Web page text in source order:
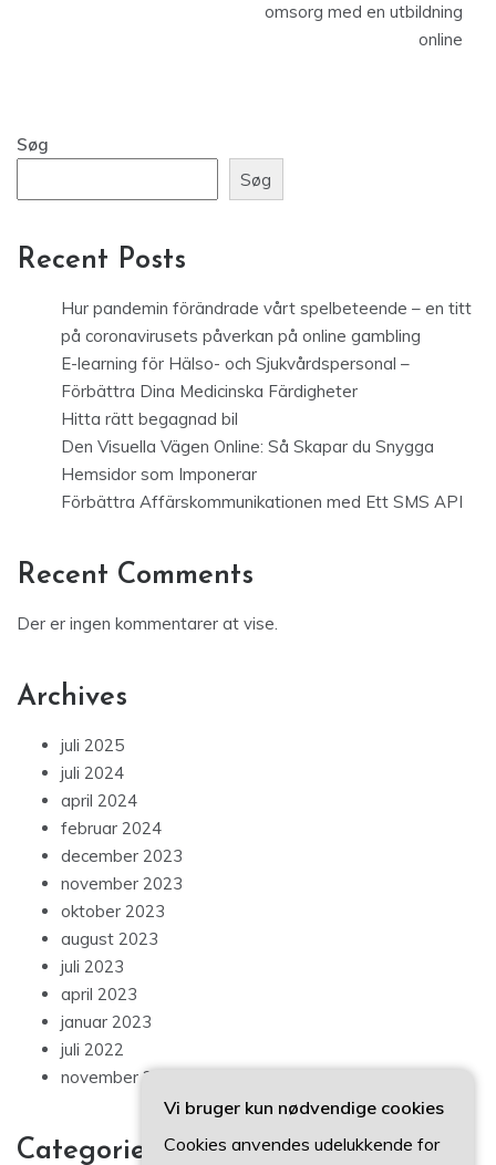
omsorg med en utbildning
online
Søg
Søg
Recent Posts
Hur pandemin förändrade vårt spelbeteende – en titt
på coronavirusets påverkan på online gambling
E-learning för Hälso- och Sjukvårdspersonal –
Förbättra Dina Medicinska Färdigheter
Hitta rätt begagnad bil
Den Visuella Vägen Online: Så Skapar du Snygga
Hemsidor som Imponerar
Förbättra Affärskommunikationen med Ett SMS API
Recent Comments
Der er ingen kommentarer at vise.
Archives
juli 2025
juli 2024
april 2024
februar 2024
december 2023
november 2023
oktober 2023
august 2023
juli 2023
april 2023
januar 2023
juli 2022
november 2021
Categories
Vi bruger kun nødvendige cookies
Cookies anvendes udelukkende for